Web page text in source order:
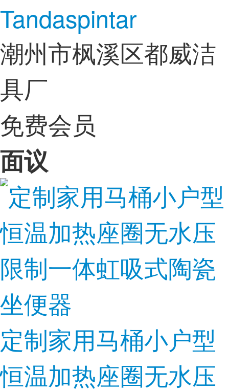
Tandaspintar
潮州市枫溪区都威洁
具厂
免费会员
面议
定制家用马桶小户型
恒温加热座圈无水压